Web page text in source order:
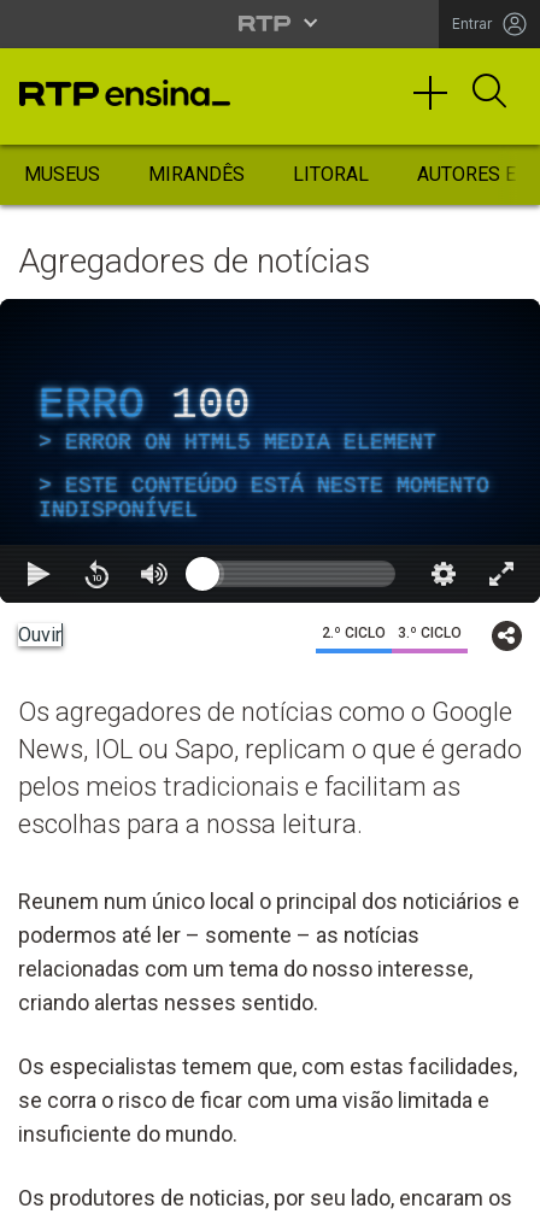
Entrar
MUSEUS MIRANDÊS LITORAL AUTORES
Agregadores de notícias
ERRO 100
ERROR ON HTML5 MEDIA ELEMENT
ESTE CONTEÚDO ESTÁ NESTE MOMENTO
INDISPONÍVEL
Ouvir 2.º CICLO 3.º CICLO
Os agregadores de notícias como o Google
News, IOL ou Sapo, replicam o que é gerado
pelos meios tradicionais e facilitam as
escolhas para a nossa leitura.
Reunem num único local o principal dos noticiários e
podermos até ler – somente – as notícias
relacionadas com um tema do nosso interesse,
criando alertas nesses sentido.
Os especialistas temem que, com estas facilidades,
se corra o risco de ficar com uma visão limitada e
insuficiente do mundo.
Os produtores de noticias, por seu lado, encaram os